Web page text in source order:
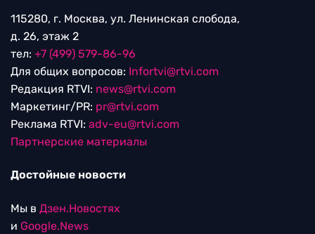
115280, г. Москва, ул. Ленинская слобода,
д. 26, этаж 2
тел: +7 (499) 579-86-96
Для общих вопросов: Infortvi@rtvi.com
Редакция RTVI: news@rtvi.com
Маркетинг/PR: pr@rtvi.com
Реклама RTVI: adv-eu@rtvi.com
Партнерские материалы
Достойные новости
Мы в Дзен.Новостях
и Google.News